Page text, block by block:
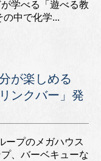
学べる「遊べる教
の中で化学...
が楽しめる
ンクバー」発
ープのメガハウス
、バーベキューな